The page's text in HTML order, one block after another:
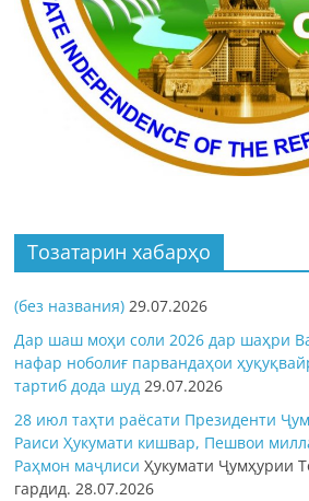
Тозатарин хабарҳо
(без названия) 29.07.2026
Дар шаш моҳи соли 2026 дар шаҳри
нафар ноболиғ парвандаҳои
тартиб дода шуд 29.07.2026
28 июл таҳти раёсати Президенти
Раиси Ҳукумати кишвар, Пешвои
Раҳмон маҷлисиҲукумати Ҷумҳурии
гардид.28.07.2026